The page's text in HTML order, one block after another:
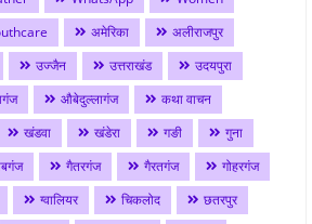
अमेरिका
अलीराजपुर
उज्जैन उत्तराखंड
उदयपुरा
औबेदुल्लागंज
कथा वाचन
खंडवा खंडेरा गङी
गुना
गैतरगंज गैरतगंज
गोहरगंज
ग्वालियर चिकलोद
छतरपुर